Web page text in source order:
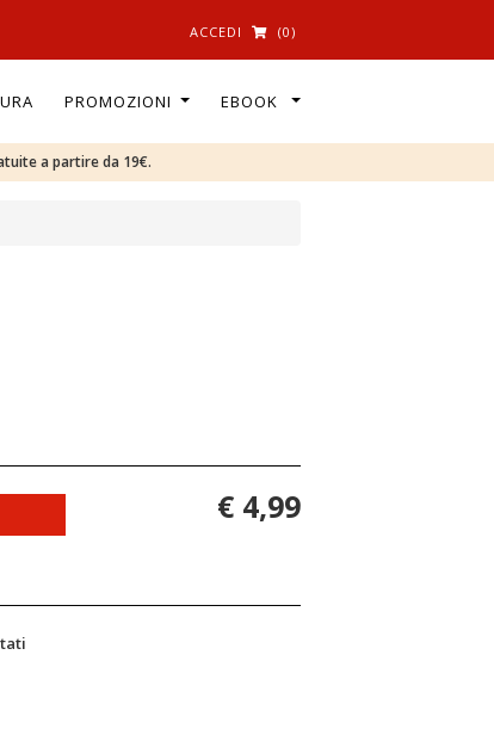
ACCEDI (0)
PROMOZIONI EBOOK
a partire da 19€.
€ 4,99